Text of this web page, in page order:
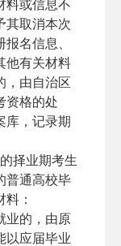
料或信息不
其取消本次
名信息、
他有关材料
，由自治区
资格的处
库，记录期
择业期考生
普通高校毕
：
业的，由原
以应届毕业